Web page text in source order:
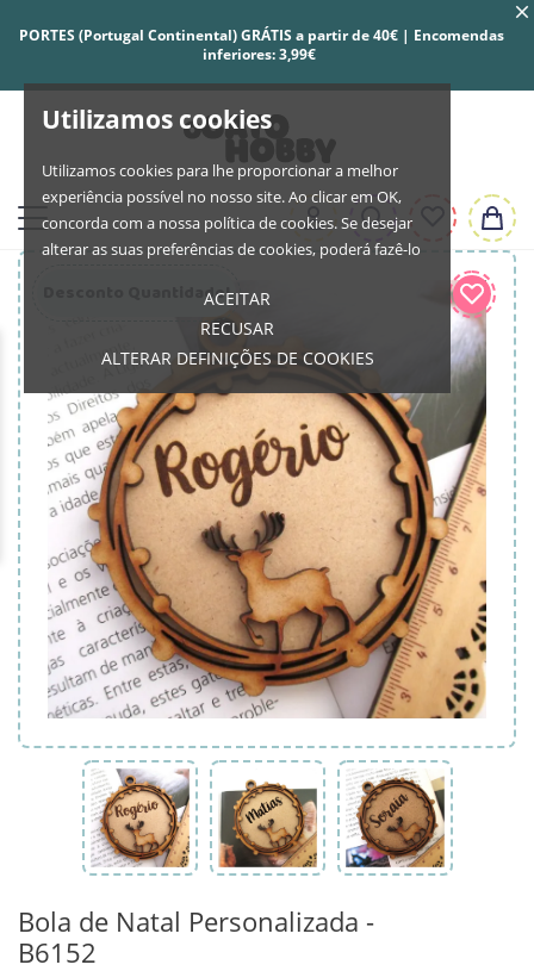
Utilizamos cookies
Utilizamos cookies para lhe proporcionar a melhor
experiência possível no nosso site. Ao clicar em OK,
concorda com a nossa política de cookies. Se desejar
alterar as suas preferências de cookies, poderá fazê-lo
ACEITAR
RECUSAR
ALTERAR DEFINIÇÕES DE COOKIES
PORTES (Portugal Continental) GRÁTIS a partir de 40€ | Encomendas
inferiores: 3,99€
Desconto Quantidade!
Bola de Natal Personalizada -
B6152